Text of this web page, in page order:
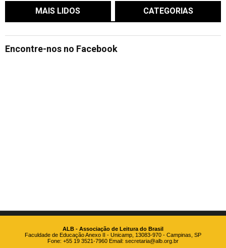
MAIS LIDOS CATEGORIAS
Encontre-nos no Facebook
ALB - Associação de Leitura do Brasil
Faculdade de Educação Anexo II - Unicamp, 13083-970 - Campinas, SP
Fone: +55 19 3521-7960 Email: secretaria@alb.org.br